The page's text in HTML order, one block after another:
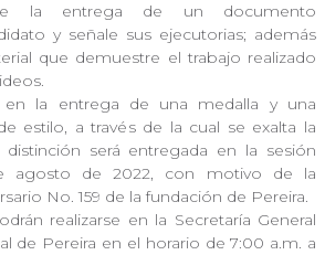
la entrega de un documento
y señale sus ejecutorias; además
que demuestre el trabajo realizado
la entrega de una medalla y una
estilo, a través de la cual se exalta la
distinción será entregada en la sesión
agosto de 2022, con motivo de la
No. 159 de la fundación de Pereira.
realizarse en la Secretaría General
de Pereira en el horario de 7:00 a.m. a